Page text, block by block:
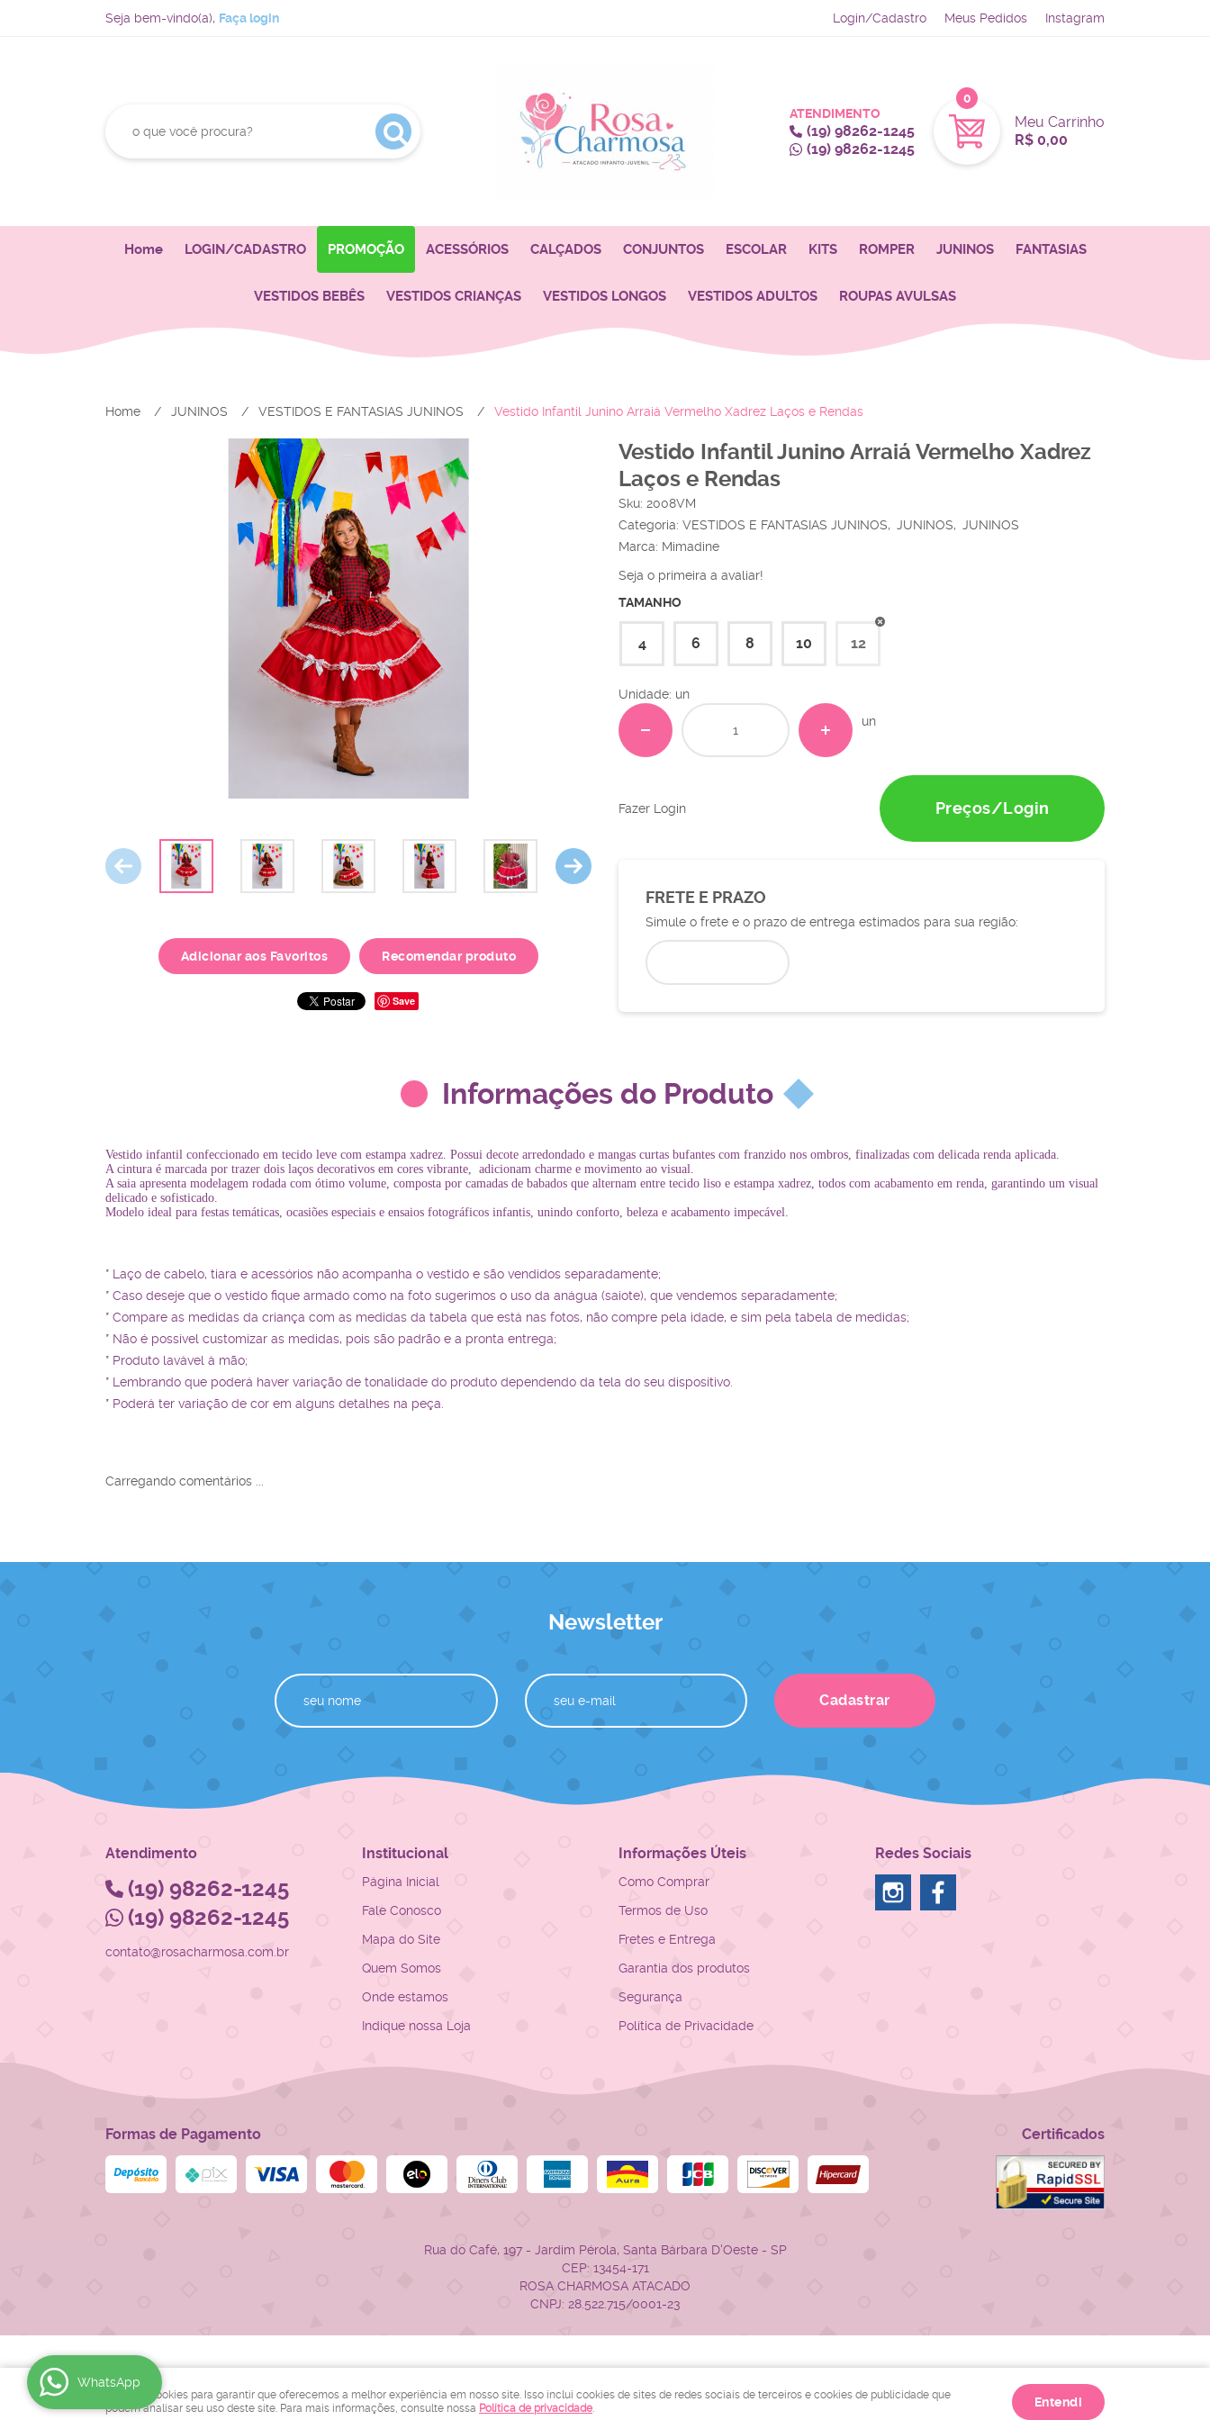
Seja bem-vindo(a), Faça login Login/Cadastro Meus Pedidos Instagram
ATENDIMENTO
(19)98262-1245
(19)98262-1245
Meu Carrinho
0
R$ 0,00
Home LOGIN/CADASTRO PROMOÇÃO ACESSÓRIOS CALÇADOS CONJUNTOS ESCOLAR KITS ROMPER JUNINOS FANTASIAS
VESTIDOS BEBÊS VESTIDOS CRIANÇAS VESTIDOS LONGOS VESTIDOS ADULTOS ROUPAS AVULSAS
Home JUNINOS VESTIDOS E FANTASIAS JUNINOS Vestido Infantil Junino Arraiá Vermelho Xadrez Laços e Rendas
Adicionar aos Favoritos Recomendar produto
Save
Vestido Infantil Junino Arraiá Vermelho Xadrez
Laços e Rendas
Sku: 2008VM
Categoria: VESTIDOS E FANTASIAS JUNINOS JUNINOS
JUNINOS
Marca: Mimadine
Seja o primeira a avaliar!
TAMANHO
4 6 8 10 12
Unidade: un
un
Fazer Login Preços/Login
FRETE E PRAZO
Simule o frete e o prazo de entrega estimados para sua região:
Informações do Produto
Vestido infantil confeccionado em tecido leve com estampa xadrez. Possui decote arredondado e mangas curtas bufantes com franzido nos ombros, finalizadas com delicada renda aplicada.
A cintura é marcada por trazer dois laços decorativos em cores vibrante, adicionam charme e movimento ao visual.
A saia apresenta modelagem rodada com ótimo volume, composta por camadas de babados que alternam entre tecido liso e estampa xadrez, todos com acabamento em renda, garantindo um visual
delicado e sofisticado.
Modelo ideal para festas temáticas, ocasiões especiais e ensaios fotográficos infantis, unindo conforto, beleza e acabamento impecável.
* Laço de cabelo, tiara e acessórios não acompanha o vestido e são vendidos separadamente;
* Caso deseje que o vestido fique armado como na foto sugerimos o uso da anágua (saiote), que vendemos separadamente;
* Compare as medidas da criança com as medidas da tabela que está nas fotos, não compre pela idade, e sim pela tabela de medidas;
* Não é possível customizar as medidas, pois são padrão e a pronta entrega;
* Produto lavável à mão;
* Lembrando que poderá haver variação de tonalidade do produto dependendo da tela do seu dispositivo.
* Poderá ter variação de cor em alguns detalhes na peça.
Carregando comentários ...
Newsletter
Cadastrar
Atendimento
(19) 98262-1245
(19) 98262-1245
contato@rosacharmosa.com.br
Institucional
Página Inicial
Fale Conosco
Mapa do Site
Quem Somos
Onde estamos
Indique nossa Loja
Informações Úteis
Como Comprar
Termos de Uso
Fretes e Entrega
Garantia dos produtos
Segurança
Política de Privacidade
Redes Sociais
Formas de Pagamento Certificados
Rua do Café, 197- Jardim Pérola, Santa Bárbara D'Oeste- SP
CEP: 13454-171
ROSA CHARMOSA ATACADO
CNPJ: 28.522.715/0001-23
Usamos cookies para garantir que oferecemos a melhor experiência em nosso site. Isso inclui cookies de sites de redes sociais de terceiros e cookies de publicidade que
podem analisar seu uso deste site. Para mais informações, consulte nossa Política de privacidade. Entendi
WhatsApp